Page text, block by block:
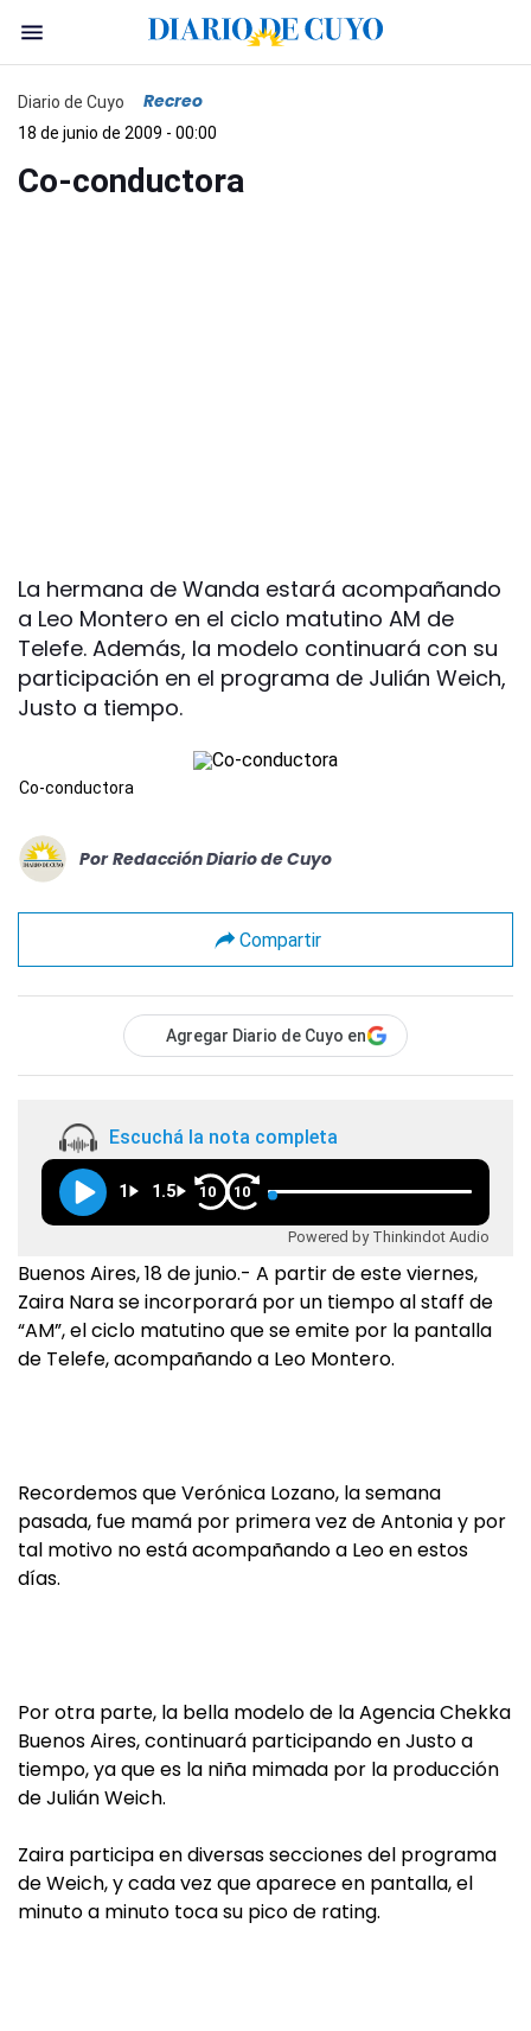
Diario de Cuyo Recreo
18 de junio de 2009 - 00:00
Co-conductora
La hermana de Wanda estará acompañando
a Leo Montero en el ciclo matutino AM de
Telefe. Además, la modelo continuará con su
participación en el programa de Julián Weich,
Justo a tiempo.
Co-conductora
Por Redacción Diario de Cuyo
Compartir
Agregar Diario de Cuyo en
Escuchá la nota completa
1 1.5 10 10
Powered by Thinkindot Audio
Buenos Aires, 18 de junio.- A partir de este viernes,
Zaira Nara se incorporará por un tiempo al staff de
“AM”, el ciclo matutino que se emite por la pantalla
de Telefe, acompañando a Leo Montero.
Recordemos que Verónica Lozano, la semana
pasada, fue mamá por primera vez de Antonia y por
tal motivo no está acompañando a Leo en estos
días.
Por otra parte, la bella modelo de la Agencia Chekka
Buenos Aires, continuará participando en Justo a
tiempo, ya que es la niña mimada por la producción
de Julián Weich.
Zaira participa en diversas secciones del programa
de Weich, y cada vez que aparece en pantalla, el
minuto a minuto toca su pico de rating.